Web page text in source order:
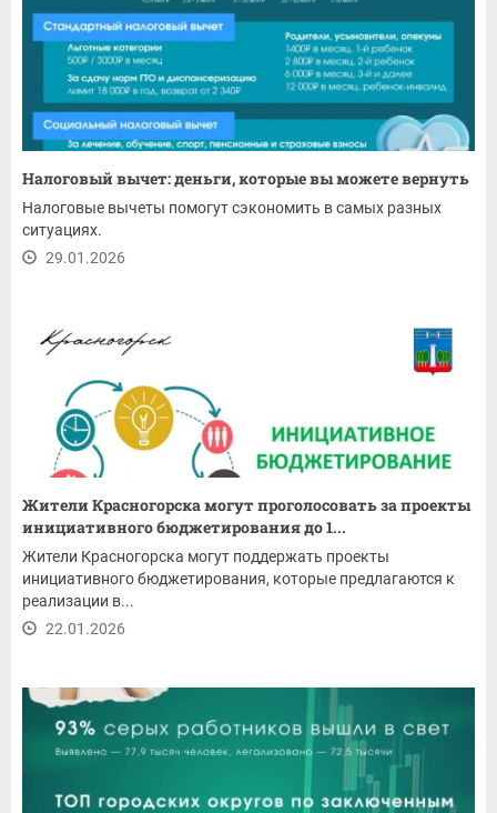
Налоговый вычет: деньги, которые вы можете вернуть
Налоговые вычеты помогут сэкономить в самых разных
ситуациях.
29.01.2026
Жители Красногорска могут проголосовать за проекты
инициативного бюджетирования до 1...
Жители Красногорска могут поддержать проекты
инициативного бюджетирования, которые предлагаются к
реализации в...
22.01.2026